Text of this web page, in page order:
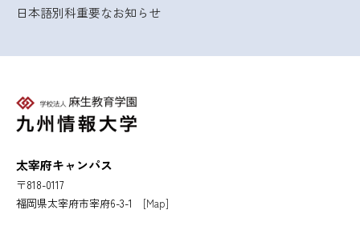
日本語別科重要なお知らせ
太宰府キャンパス
〒818-0117
福岡県太宰府市宰府6-3-1 [Map]